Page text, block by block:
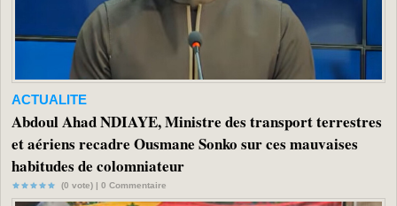
ACTUALITE
Abdoul Ahad NDIAYE, Ministre des transport terrestres
et aériens recadre Ousmane Sonko sur ces mauvaises
habitudes de colomniateur
(0 vote) | 0 Commentaire